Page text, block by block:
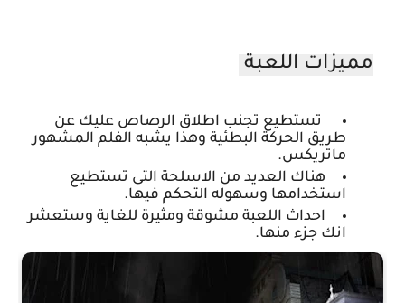
مميزات اللعبة
تستطيع تجنب اطلاق الرصاص عليك عن
طريق الحركة البطئية وهذا يشبه الفلم المشهور
ماتريكس.
هناك العديد من الاسلحة التى تستطيع
استخدامها وسهوله التحكم فيها.
احداث اللعبة مشوقة ومثيرة للغاية وستعشر
انك جزء منها.